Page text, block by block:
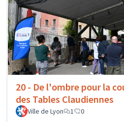
20 - De l'ombre pour la
des Tables Claudiennes
Ville de Lyon 1 0